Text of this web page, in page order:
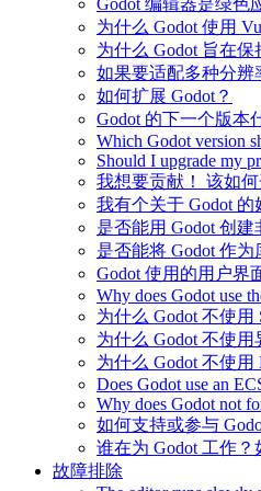
Godot 编辑器是绿色
为什么 Godot 使用
为什么 Godot 旨在
如果要适配多种分辨
如何扩展 Godot？
Godot 的下一个版本
Which Godot version
Should I upgrade my
我想要贡献！ 该如何
我有个关于 Godot
是否能用 Godot 创建
是否能将 Godot 作为
Godot 使用的用户界
Why does Godot use
为什么 Godot 不使
为什么 Godot 不使用
为什么 Godot 不使用
Does Godot use an
Why does Godot not
如何支持或参与
谁在为 Godot 工作？
故障排除